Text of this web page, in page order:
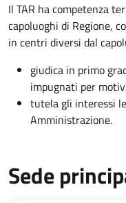
Il TAR ha competenza
capoluoghi di Regione,
in centri diversi dal
giudica in primo
impugnati per
tutela gli interessi
Amministrazione.
Sede